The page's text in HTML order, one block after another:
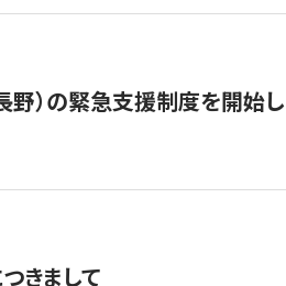
野）の緊急支援制度を開始
きまして